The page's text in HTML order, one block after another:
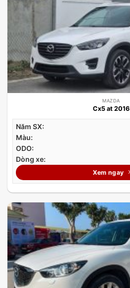
MAZDA
Cx5 at 2016
Năm SX:
Màu:
ODO:
Dòng xe:
Xem ngay